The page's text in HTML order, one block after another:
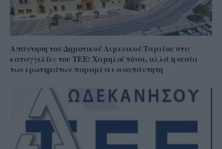
Απάντηση του Δημοτικού Λιμενικού Ταμείου στις
καταγγελίες του ΤΕΕ: Χαμηλοί τόνοι, αλλά η ουσία
των ερωτημάτων παραμένει αναπάντητη